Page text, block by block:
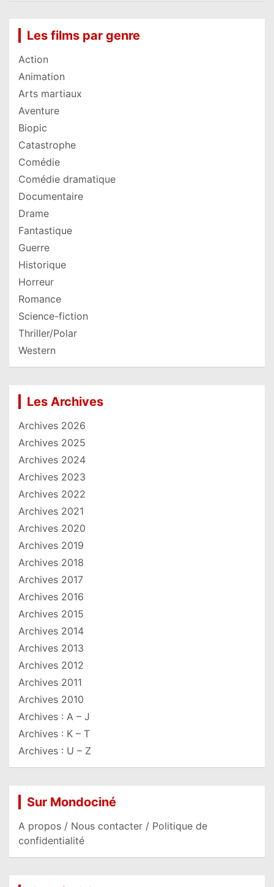
Les films par genre
Action
Animation
Arts martiaux
Aventure
Biopic
Catastrophe
Comédie
Comédie dramatique
Documentaire
Drame
Fantastique
Guerre
Historique
Horreur
Romance
Science-fiction
Thriller/Polar
Western
Les Archives
Archives 2026
Archives 2025
Archives 2024
Archives 2023
Archives 2022
Archives 2021
Archives 2020
Archives 2019
Archives 2018
Archives 2017
Archives 2016
Archives 2015
Archives 2014
Archives 2013
Archives 2012
Archives 2011
Archives 2010
Archives : A – J
Archives : K – T
Archives : U – Z
Sur Mondociné
A propos / Nous contacter / Politique de
confidentialité